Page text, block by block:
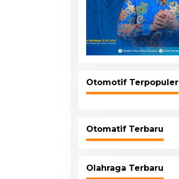
Otomotif Terpopuler
Otomatif Terbaru
Olahraga Terbaru